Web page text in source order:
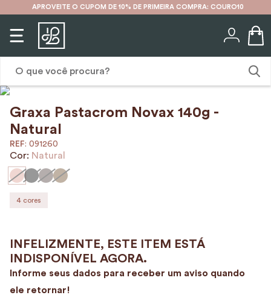
APROVEITE O CUPOM DE 10% DE PRIMEIRA COMPRA: COURO10
Graxa Pastacrom Novax 140g -
Natural
: 091260
Cor: Natural
4 cores
1º
karina
º
mochila
3 º
couro
4º
cinto
5º
7 º
avental
8º
nécessaire
9º
alvorada